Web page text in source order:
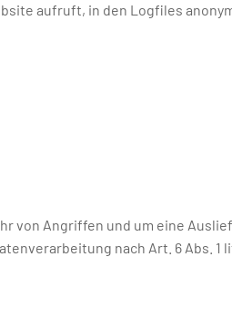
aufruft, in den Logfiles
von Angriffen und um eine
nach Art. 6 Abs. 1